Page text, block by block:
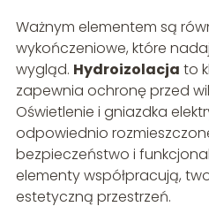
Ważnym elementem są
wykończeniowe, które
wygląd. Hydroizolacja to
zapewnia ochronę przed
Oświetlenie i gniazdka
odpowiednio
bezpieczeństwo i
elementy współpracują,
estetyczną przestrzeń.